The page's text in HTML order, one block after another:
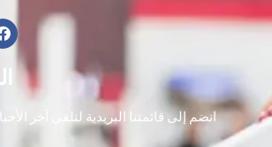
انضم إلى قائمتنا البريدية لتلقي آخر